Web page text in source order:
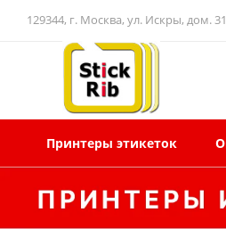
129344, г. Москва, ул. Искры, дом.
Принтеры этикеток